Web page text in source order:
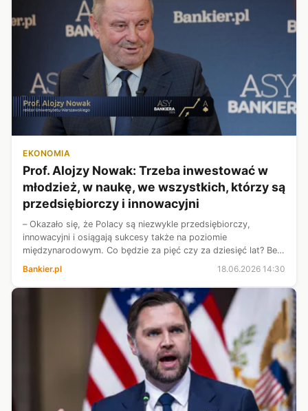
EKONOMIA
Prof. Alojzy Nowak: Trzeba inwestować w
młodzież, w naukę, we wszystkich, którzy są
przedsiębiorczy i innowacyjni
– Okazało się, że Polacy są niezwykle przedsiębiorczy,
innowacyjni i osiągają sukcesy także na poziomie
międzynarodowym. Co będzie za pięć czy za dziesięć lat? Bez
dużych inwestycji m.in. w przemysł elektroniczny, w
cyfryzację, w nowe technologie, na...
Bankier.pl 18.06.2026 14:30